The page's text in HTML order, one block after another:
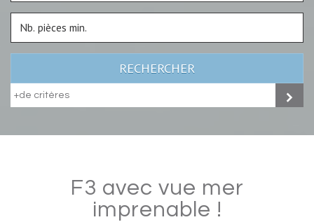
RECHERCHER
+de critères
f3 avec vue mer
imprenable !